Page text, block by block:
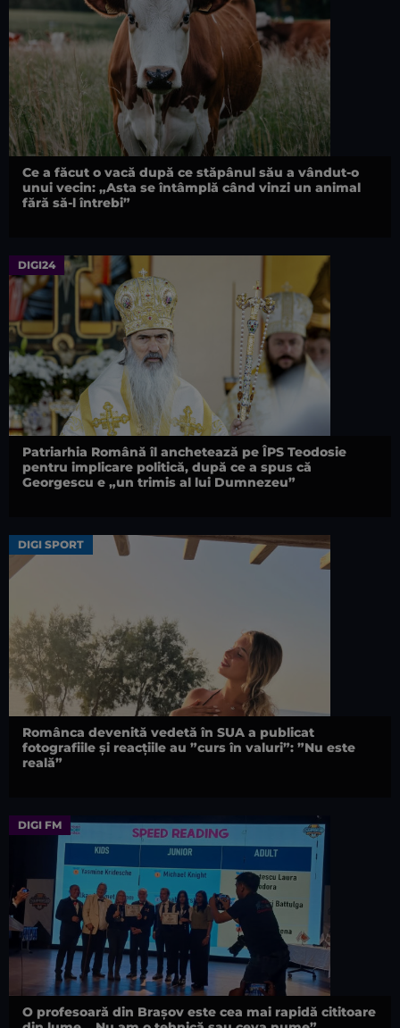
Ce a făcut o vacă după ce stăpânul său a vândut-o
unui vecin: „Asta se întâmplă când vinzi un animal
fără să-l întrebi”
DIGI24
Patriarhia Română îl anchetează pe ÎPS Teodosie
pentru implicare politică, după ce a spus că
Georgescu e „un trimis al lui Dumnezeu”
DIGI SPORT
Românca devenită vedetă în SUA a publicat
fotografiile și reacțiile au ”curs în valuri”: ”Nu este
reală”
DIGI FM
O profesoară din Brașov este cea mai rapidă cititoare